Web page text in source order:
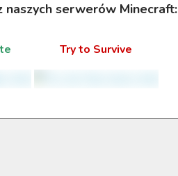
naszych serwerów Minecraft:
Try to Survive